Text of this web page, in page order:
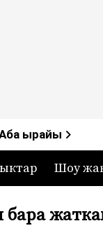
—
ырайы
Шоу
бара